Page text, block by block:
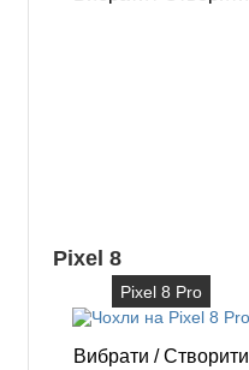
Pixel 8
Pixel 8 Pro
Вибрати / Створити